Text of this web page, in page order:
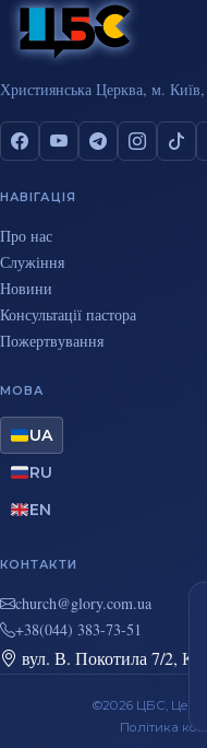
Християнська Церква, м. Київ,
НАВІГАЦІЯ
Про нас
Служіння
Новини
Консультації пастора
Пожертвування
МОВА
UA
RU
EN
КОНТАКТИ
au.moc.yrolg@hcruhc
+38(044) 383-73-51
вул. В. Покотила 7/2,
©2026 ЦБС,
Політика